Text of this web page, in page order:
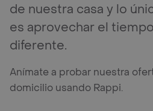
de nuestra casa y lo
es aprovechar el
diferente.
Anímate a probar nuestra
domicilio usando Rappi.